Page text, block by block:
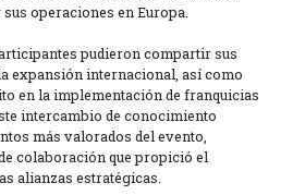
operaciones en Europa.
pudieron compartir sus
expansión internacional, así como
en la implementación de franquicias
intercambio de conocimiento
más valorados del evento,
colaboración que propició el
alianzas estratégicas.